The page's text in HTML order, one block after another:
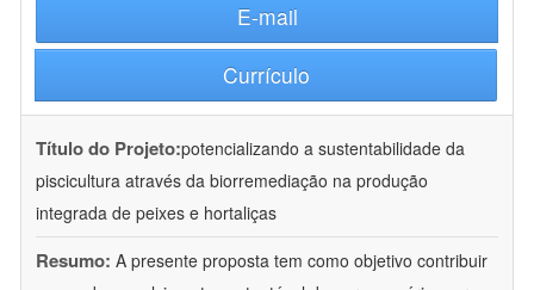
E-mail
Currículo
Título do Projeto:potencializando a sustentabilidade da
piscicultura através da biorremediação na produção
integrada de peixes e hortaliças
Resumo: A presente proposta tem como objetivo contribuir